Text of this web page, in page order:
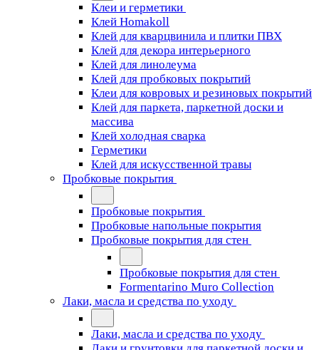
Клеи и герметики
Клей Homakoll
Клей для кварцвинила и плитки ПВХ
Клей для декора интерьерного
Клей для линолеума
Клей для пробковых покрытий
Клеи для ковровых и резиновых покрытий
Клей для паркета, паркетной доски и
массива
Клей холодная сварка
Герметики
Клей для искусственной травы
Пробковые покрытия
Пробковые покрытия
Пробковые напольные покрытия
Пробковые покрытия для стен
Пробковые покрытия для стен
Formentarino Muro Collection
Лаки, масла и средства по уходу
Лаки, масла и средства по уходу